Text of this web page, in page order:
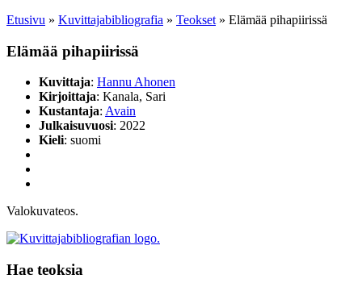
Etusivu » Kuvittaja­bibliografia » Teokset » Elämää pihapiirissä
Elämää pihapiirissä
Kuvittaja: Hannu Ahonen
Kirjoittaja: Kanala, Sari
Kustantaja: Avain
Julkaisuvuosi: 2022
Kieli: suomi
Valokuvateos.
Hae teoksia